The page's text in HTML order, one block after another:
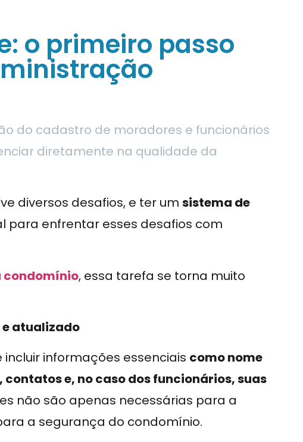
o primeiro passo
do cadastro de moradores e funcionários
diretamente na qualidade da
diversos desafios, e ter um sistema de
para enfrentar esses desafios com
, essa tarefa se torna muito
atualizado
incluir informações essenciais como nome
e, no caso dos funcionários, suas
não são apenas necessárias para a
a segurança do condomínio.